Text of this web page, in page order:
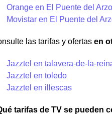
Orange en El Puente del
Movistar en El Puente del
las tarifas y ofertas en
Jazztel en talavera-de-la-
Jazztel en toledo
Jazztel en illescas
tarifas de TV se pueden